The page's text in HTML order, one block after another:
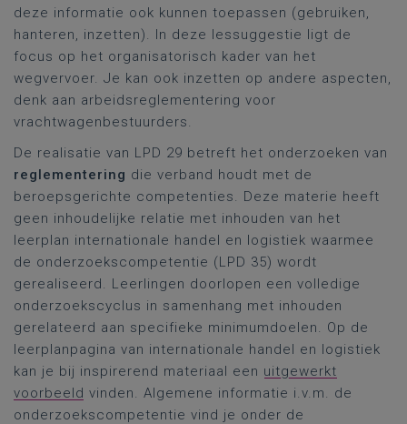
deze informatie ook kunnen toepassen (gebruiken,
hanteren, inzetten). In deze lessuggestie ligt de
focus op het organisatorisch kader van het
wegvervoer. Je kan ook inzetten op andere aspecten,
denk aan arbeidsreglementering voor
vrachtwagenbestuurders.
De realisatie van LPD 29 betreft het onderzoeken van
reglementering die verband houdt met de
beroepsgerichte competenties. Deze materie heeft
geen inhoudelijke relatie met inhouden van het
leerplan internationale handel en logistiek waarmee
de onderzoekscompetentie (LPD 35) wordt
gerealiseerd. Leerlingen doorlopen een volledige
onderzoekscyclus in samenhang met inhouden
gerelateerd aan specifieke minimumdoelen. Op de
leerplanpagina van internationale handel en logistiek
kan je bij inspirerend materiaal een uitgewerkt
voorbeeld vinden. Algemene informatie i.v.m. de
onderzoekscompetentie vind je onder de